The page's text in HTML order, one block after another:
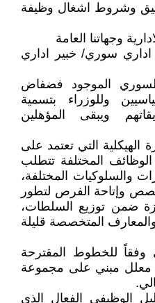
وشروط اشغال وظيفة
وجهاتنا العامة
سوري/ خبير اداري
الموجود فضفاض
وللوزراء بتسمية
ويبقى المؤهلين
التي تعتمد على
المختلفة تتطلب
والسلوكيات المختلفة،
وإتاحة الفرص لتطور
ضمن توزيع السلطات،
المتخصصة قليلة
وفقاً للخطوط المقترحة
معلل مبني على مجموعة
الوظيفي الفعال الذي